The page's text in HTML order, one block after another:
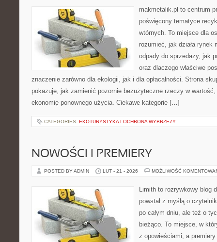
makmetalik.pl to centrum
poświęcony tematyce
wtórnych. To miejsce dla
rozumieć, jak działa rynek
odpady do sprzedaży, jak
oraz dlaczego właściwe
znaczenie zarówno dla ekologii, jak i dla opłacalności. Strona
pokazuje, jak zamienić pozornie bezużyteczne rzeczy w
ekonomię ponownego użycia. Ciekawe kategorie […]
CATEGORIES: EKOTURYSTYKA I OCHRONA WYBRZEŻY
NOWOŚCI I PREMIERY
POSTED BY ADMIN LUT - 21 - 2026 MOŻLIWOŚĆ
Limith to rozrywkowy blog
powstał z myślą o
po całym dniu, ale też o
bieżąco. To miejsce, w
z opowieściami, a